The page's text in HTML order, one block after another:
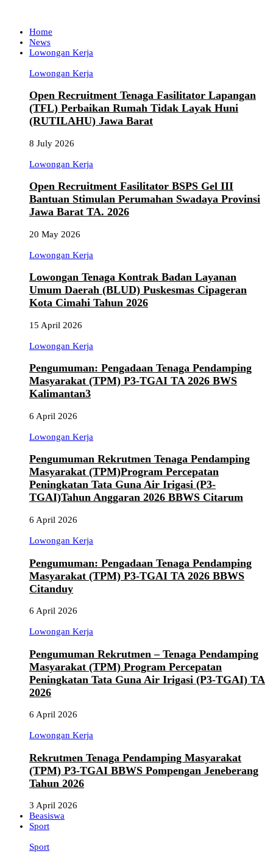
Home
News
Lowongan Kerja
Lowongan Kerja
Open Recruitment Tenaga Fasilitator Lapangan
(TFL) Perbaikan Rumah Tidak Layak Huni
(RUTILAHU) Jawa Barat
8 July 2026
Lowongan Kerja
Open Recruitment Fasilitator BSPS Gel III
Bantuan Stimulan Perumahan Swadaya Provinsi
Jawa Barat TA. 2026
20 May 2026
Lowongan Kerja
Lowongan Tenaga Kontrak Badan Layanan
Umum Daerah (BLUD) Puskesmas Cipageran
Kota Cimahi Tahun 2026
15 April 2026
Lowongan Kerja
Pengumuman: Pengadaan Tenaga Pendamping
Masyarakat (TPM) P3-TGAI TA 2026 BWS
Kalimantan3
6 April 2026
Lowongan Kerja
Pengumuman Rekrutmen Tenaga Pendamping
Masyarakat (TPM)Program Percepatan
Peningkatan Tata Guna Air Irigasi (P3-
TGAI)Tahun Anggaran 2026 BBWS Citarum
6 April 2026
Lowongan Kerja
Pengumuman: Pengadaan Tenaga Pendamping
Masyarakat (TPM) P3-TGAI TA 2026 BBWS
Citanduy
6 April 2026
Lowongan Kerja
Pengumuman Rekrutmen – Tenaga Pendamping
Masyarakat (TPM) Program Percepatan
Peningkatan Tata Guna Air Irigasi (P3-TGAI) TA
2026
6 April 2026
Lowongan Kerja
Rekrutmen Tenaga Pendamping Masyarakat
(TPM) P3-TGAI BBWS Pompengan Jeneberang
Tahun 2026
3 April 2026
Beasiswa
Sport
Sport